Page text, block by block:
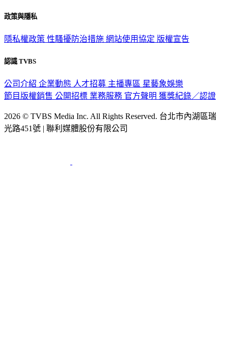
政策與隱私
隱私權政策 性騷擾防治措施 網站使用協定 版權宣告
認識 TVBS
公司介紹 企業動態 人才招募 主播專區 星藝象娛樂
節目版權銷售 公開招標 業務服務 官方聲明 獲獎紀錄／認證
2026 © TVBS Media Inc. All Rights Reserved. 台北市內湖區瑞
光路451號 | 聯利媒體股份有限公司